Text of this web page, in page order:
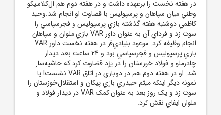
در هفته نخست را برعهده داشت و در هفته دوم هم ال‌کلاسيکو
وطني ميان سپاهان و پرسپوليس با قضاوت او انجام شد.وحيد
کاظمي دوشنبه هفته گذشته بازي پرسپوليس و فجرسپاسي را
سوت زد و فرداي آن به عنوان داور VAR بازي ملوان و سپاهان
انجام وظيفه کرد. موعود بنيادي‌فر در هفته نخست داور VAR
بازي پرسپوليس و فجرسپاسي بود و 24 ساعت بعد ديدار
چادرملو و فولاد خوزستان را در يزد قضاوت کرد که حاشيه‌ساز
شد. او در هفته دوم هم در دوبازي در اتاق VAR نشست! يا
نمونه ديگر اينکه ميثم حيدري بازي پيکان و استقلال‌خوزستان را
سوت زد و يک روز بعد به عنوان کمک VAR در ديدار فولاد و
ملوان ايفاي نقش کرد.